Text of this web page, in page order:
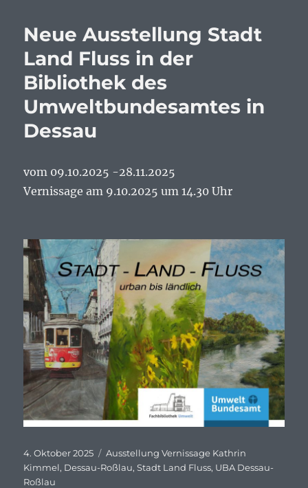
Neue Ausstellung Stadt
Land Fluss in der
Bibliothek des
Umweltbundesamtes in
Dessau
vom 09.10.2025 -28.11.2025
Vernissage am 9.10.2025 um 14.30 Uhr
Veröffentlicht
am
4. Oktober 2025 Schlagwörter
Ausstellung Vernissage Kathrin
Kimmel, Dessau-Roßlau,Stadt Land Fluss, UBA Dessau-
Roßlau